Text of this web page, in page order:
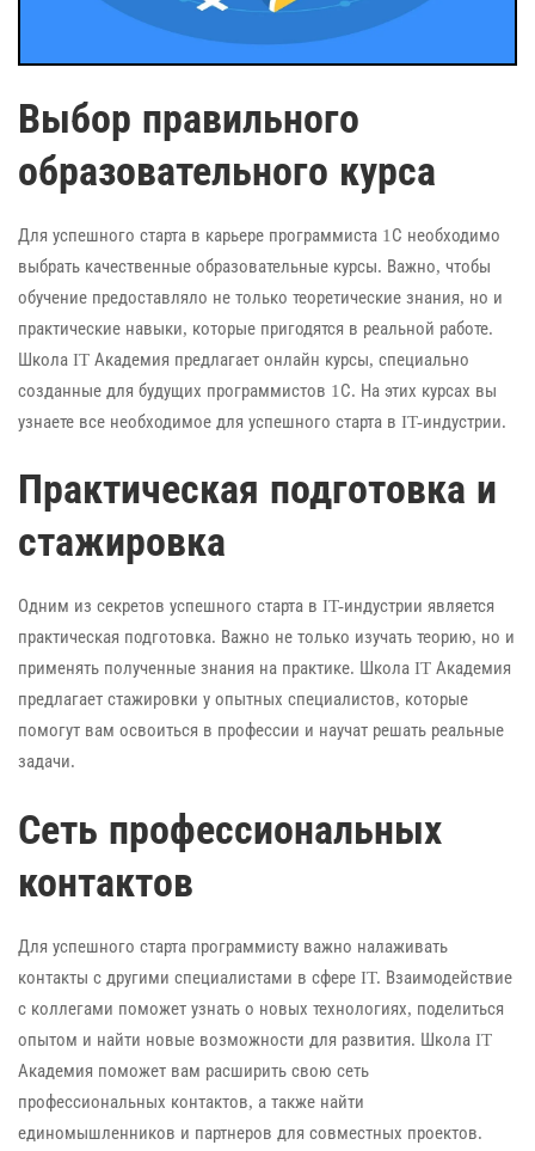
Выбор правильного
образовательного курса
Для успешного старта в карьере программиста 1С необходимо
выбрать качественные образовательные курсы. Важно, чтобы
обучение предоставляло не только теоретические знания, но и
практические навыки, которые пригодятся в реальной работе.
Школа IT Академия предлагает онлайн курсы, специально
созданные для будущих программистов 1С. На этих курсах вы
узнаете все необходимое для успешного старта в IT-индустрии.
Практическая подготовка и
стажировка
Одним из секретов успешного старта в IT-индустрии является
практическая подготовка. Важно не только изучать теорию, но и
применять полученные знания на практике. Школа IT Академия
предлагает стажировки у опытных специалистов, которые
помогут вам освоиться в профессии и научат решать реальные
задачи.
Сеть профессиональных
контактов
Для успешного старта программисту важно налаживать
контакты с другими специалистами в сфере IT. Взаимодействие
с коллегами поможет узнать о новых технологиях, поделиться
опытом и найти новые возможности для развития. Школа IT
Академия поможет вам расширить свою сеть
профессиональных контактов, а также найти
единомышленников и партнеров для совместных проектов.